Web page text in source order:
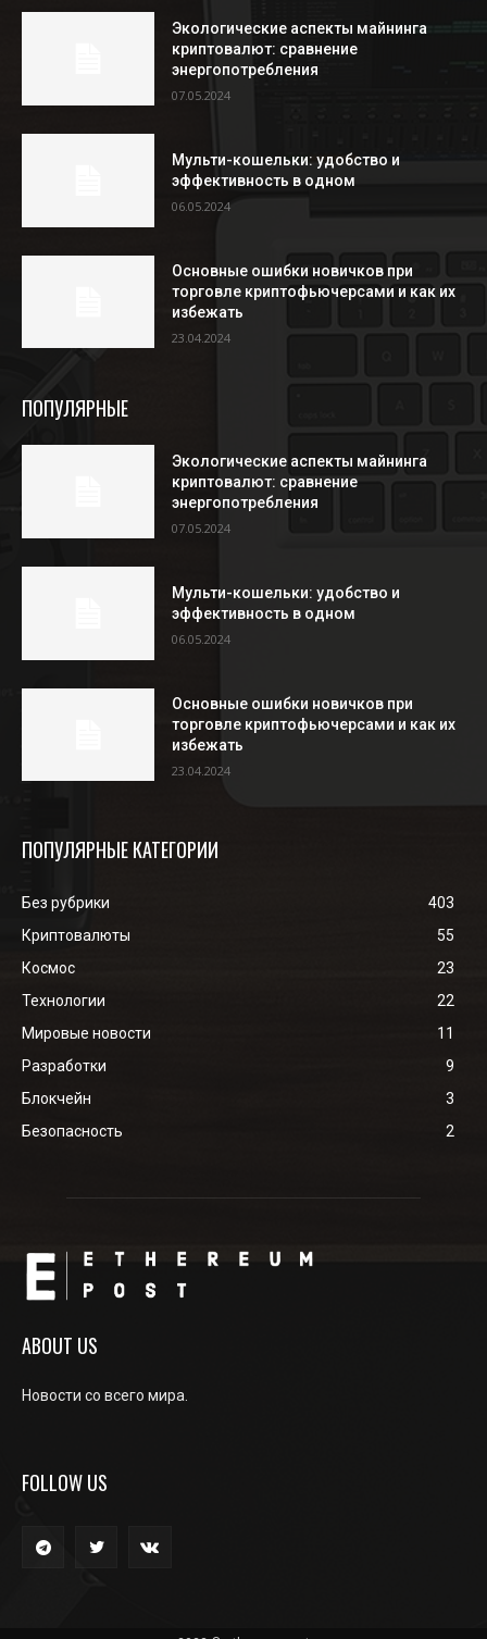
Экологические аспекты майнинга
криптовалют: сравнение
энергопотребления
07.05.2024
Мульти-кошельки: удобство и
эффективность в одном
06.05.2024
Основные ошибки новичков при
торговле криптофьючерсами и как их
избежать
23.04.2024
ПОПУЛЯРНЫЕ
Экологические аспекты майнинга
криптовалют: сравнение
энергопотребления
07.05.2024
Мульти-кошельки: удобство и
эффективность в одном
06.05.2024
Основные ошибки новичков при
торговле криптофьючерсами и как их
избежать
23.04.2024
ПОПУЛЯРНЫЕ КАТЕГОРИИ
Без рубрики
403
Криптовалюты
55
Космос
23
Технологии
22
Мировые новости
11
Разработки
9
Блокчейн
3
Безопасность
2
ABOUT US
Новости со всего мира.
FOLLOW US